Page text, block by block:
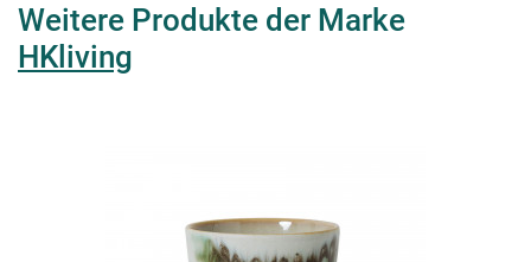
Weitere Produkte der Marke
HKliving